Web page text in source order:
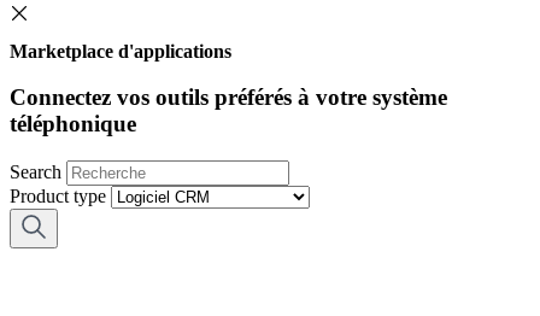
Marketplace d'applications
Connectez vos outils préférés à votre système
téléphonique
Search
Product type